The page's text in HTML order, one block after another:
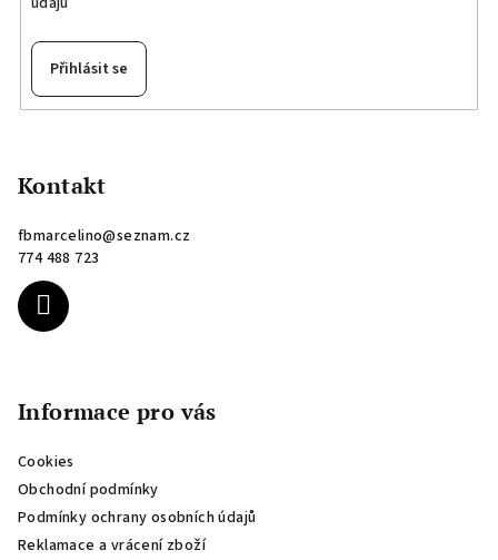
Přihlásit se
Kontakt
fbmarcelino@seznam.cz
774 488 723
Informace pro vás
Cookies
Obchodní podmínky
Podmínky ochrany osobních údajů
Reklamace a vrácení zboží